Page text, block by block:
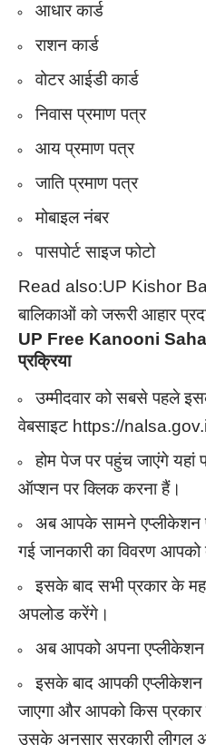
आधार कार्ड
राशन कार्ड
वोटर आईडी कार्ड
निवास प्रमाण पत्र
आय प्रमाण पत्र
जाति प्रमाण पत्र
मोबाइल नंबर
पासपोर्ट साइज फोटो
Read also:UP Kishor
बालिकाओं को जरूरी आहार
UP Free Kanooni
प्रक्रिया
उम्मीदवार को सबसे पहले
वेबसाइट https://
होम पेज पर पहुंच जाएंगे
ऑप्शन पर क्लिक करना हैं।
अब आपके सामने एप्लीकेशन
गई जानकारी का विवरण आपको
इसके बाद सभी प्रकार के
अपलोड करेंगे।
अब आपको अपना एप्लीकेशन
इसके बाद आपकी एप्लीकेशन
जाएगा और आपको किस प्रकार
उसके अनुसार सरकारी लीगल